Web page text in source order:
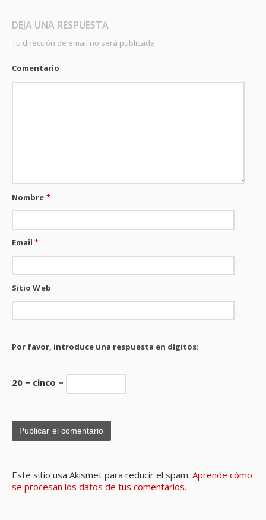
DEJA UNA RESPUESTA
Tu dirección de email no será publicada.
Comentario
Nombre *
Email*
Sitio Web
Por favor, introduce una respuesta en dígitos:
20 − cinco =
Este sitio usa Akismet para reducir el spam. Aprende cómo
se procesan los datos de tus comentarios.